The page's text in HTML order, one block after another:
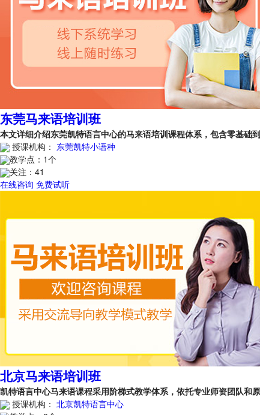
东莞马来语培训班
本文详细介绍东莞凯特语言中心的马来语培训课程体系，包含零基础
授课机构： 东莞凯特小语种
教学点： 1个
关注： 41
在线咨询 免费试听
北京马来语培训班
凯特语言中心马来语课程采用阶梯式教学体系，依托专业师资团队和
授课机构： 北京凯特语言中心